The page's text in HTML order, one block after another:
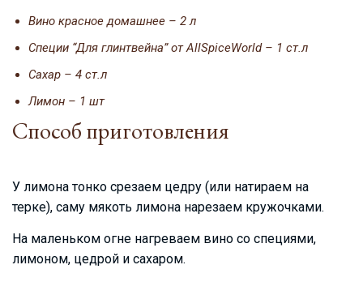
Вино красное домашнее – 2 л
Специи “Для глинтвейна” от AllSpiceWorld – 1 ст.л
Сахар – 4 ст.л
Лимон – 1 шт
Способ приготовления
У лимона тонко срезаем цедру (или натираем на
терке), саму мякоть лимона нарезаем кружочками.
На маленьком огне нагреваем вино со специями,
лимоном, цедрой и сахаром.